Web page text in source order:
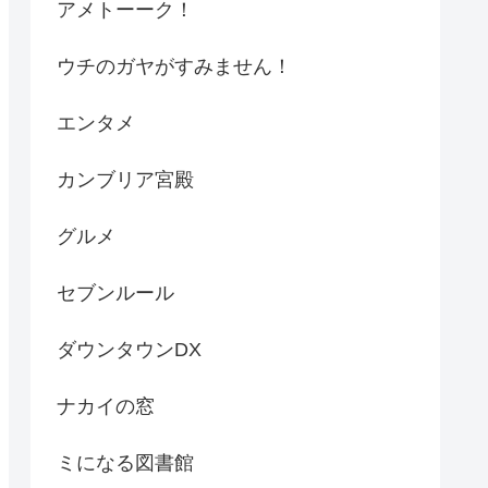
アメトーーク！
ウチのガヤがすみません！
エンタメ
カンブリア宮殿
グルメ
セブンルール
ダウンタウンDX
ナカイの窓
ミになる図書館